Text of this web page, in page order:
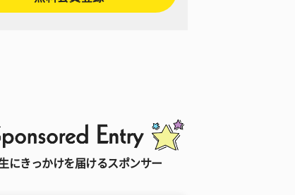
にきっかけを届けるスポンサー